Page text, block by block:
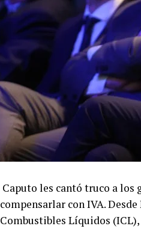
Caputo les cantó truco a los
compensarlar con IVA.
Combustibles Líquidos